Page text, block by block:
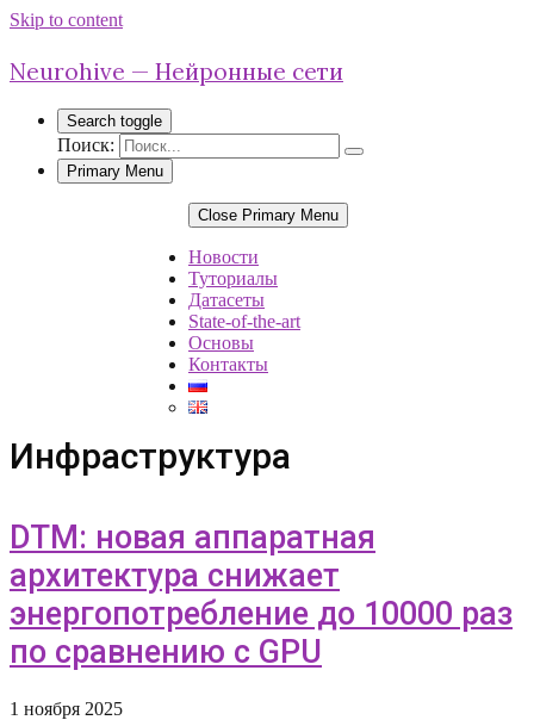
Skip to content
Neurohive — Нейронные сети
Search toggle
Поиск:
Primary Menu
Close Primary Menu
Новости
Туториалы
Датасеты
State-of-the-art
Основы
Контакты
Инфраструктура
DTM: новая аппаратная
архитектура снижает
энергопотребление до 10000 раз
по сравнению с GPU
1 ноября 2025